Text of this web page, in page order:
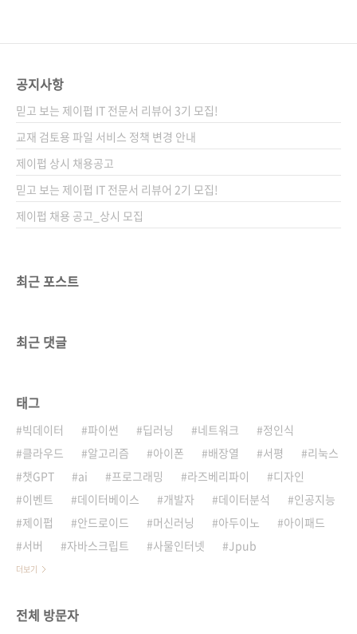
06) 분 야 프로그래밍 / 소프트웨어 개발/ 모바
일 프로그래밍 / 안드로이드 키워드 안드로이드
2.2 / 스마트폰 / 모바일 브라우저 / W..
공지사항
믿고 보는 제이펍 IT 전문서 리뷰어 3기 모집!
교재 검토용 파일 서비스 정책 변경 안내
제이펍 상시 채용공고
믿고 보는 제이펍 IT 전문서 리뷰어 2기 모집!
제이펍 채용 공고_상시 모집
최근 포스트
최근 댓글
태그
빅데이터 파이썬 딥러닝 네트워크
정인식
클라우드
알고리즘 아이폰 배장열 서평
리눅스
챗GPT
ai 프로그래밍 라즈베리파이
디자인
이벤트
데이터베이스 개발자 데이터분석
인공지능
제이펍
안드로이드 머신러닝 아두이노
아이패드
서버
자바스크립트 사물인터넷 Jpub
더보기
전체 방문자